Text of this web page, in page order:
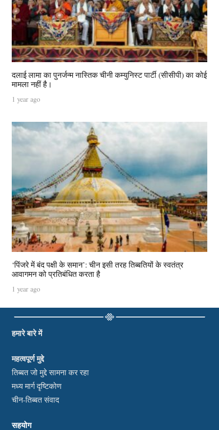
दलाई लामा का पुनर्जन्म नास्तिक चीनी कम्युनिस्ट पार्टी (सीसीपी) का कोई
मामला नहीं है।
1 year ago
‘पिंजरे में बंद पक्षी के समान’: चीन इसी तरह तिब्बतियों के स्वतंत्र
आवागमन को प्रतिबंधित करता है
1 year ago
हमारे बारे में
महत्वपूर्ण मुद्दे
तिब्बत जो मुद्दे सामना कर रहा
मध्य मार्ग दृष्टिकोण
चीन-तिब्बत संवाद
सहयोग